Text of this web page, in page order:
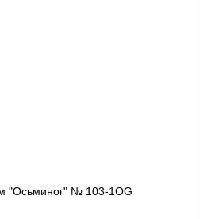
"Осьминог" № 103-1OG